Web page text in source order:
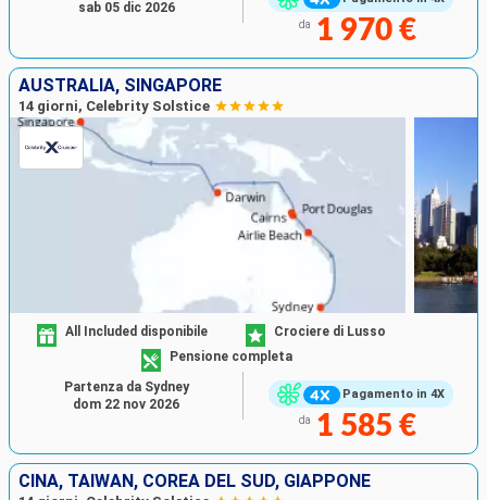
da 1 970 €
sab 05 dic 2026
AUSTRALIA, SINGAPORE
14 giorni, Celebrity Solstice
Pagamento in 4X
All Included disponibile
Crociere di Lusso
Pensione completa
da 1 585 €
Partenza da Sydney
dom 22 nov 2026
CINA, TAIWAN, COREA DEL SUD, GIAPPONE